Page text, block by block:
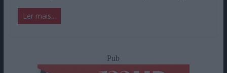
Ler mais...
Pub